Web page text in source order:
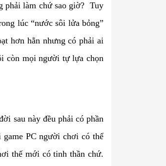
phải làm chứ sao giờ? Tuy
lúc “nước sôi lửa bỏng”
hơn hẳn nhưng có phải ai
còn mọi người tự lựa chọn
sau này đều phải có phần
PC người chơi có thể
thế mới có tinh thần chứ.